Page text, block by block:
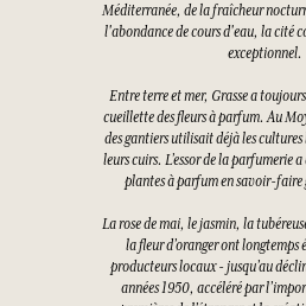
Méditerranée, de la fraîcheur
l'abondance de cours d'eau, la cité
exceptionnel.
Entre terre et mer, Grasse a
cueillette des fleurs à parfum. Au
des gantiers utilisait déjà les
leurs cuirs. L’essor de la parfumerie
plantes à parfum en savoir-faire
La rose de mai, le jasmin, la
la fleur d’oranger ont longtemps
producteurs locaux - jusqu’au
années 1950, accéléré par